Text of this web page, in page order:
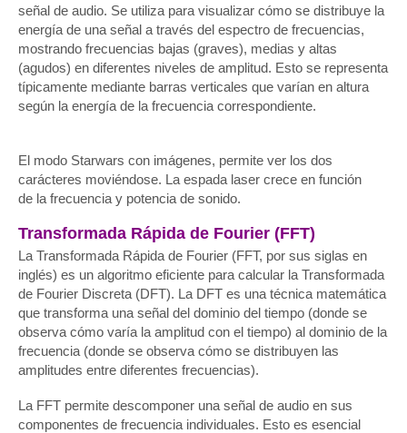
señal de audio. Se utiliza para visualizar cómo se distribuye la
energía de una señal a través del espectro de frecuencias,
mostrando frecuencias bajas (graves), medias y altas
(agudos) en diferentes niveles de amplitud. Esto se representa
típicamente mediante barras verticales que varían en altura
según la energía de la frecuencia correspondiente.
El modo Starwars con imágenes, permite ver los dos
carácteres moviéndose. La espada laser crece en función
de la frecuencia y potencia de sonido.
Transformada Rápida de Fourier (FFT)
La Transformada Rápida de Fourier (FFT, por sus siglas en
inglés) es un algoritmo eficiente para calcular la Transformada
de Fourier Discreta (DFT). La DFT es una técnica matemática
que transforma una señal del dominio del tiempo (donde se
observa cómo varía la amplitud con el tiempo) al dominio de la
frecuencia (donde se observa cómo se distribuyen las
amplitudes entre diferentes frecuencias).
La FFT permite descomponer una señal de audio en sus
componentes de frecuencia individuales. Esto es esencial